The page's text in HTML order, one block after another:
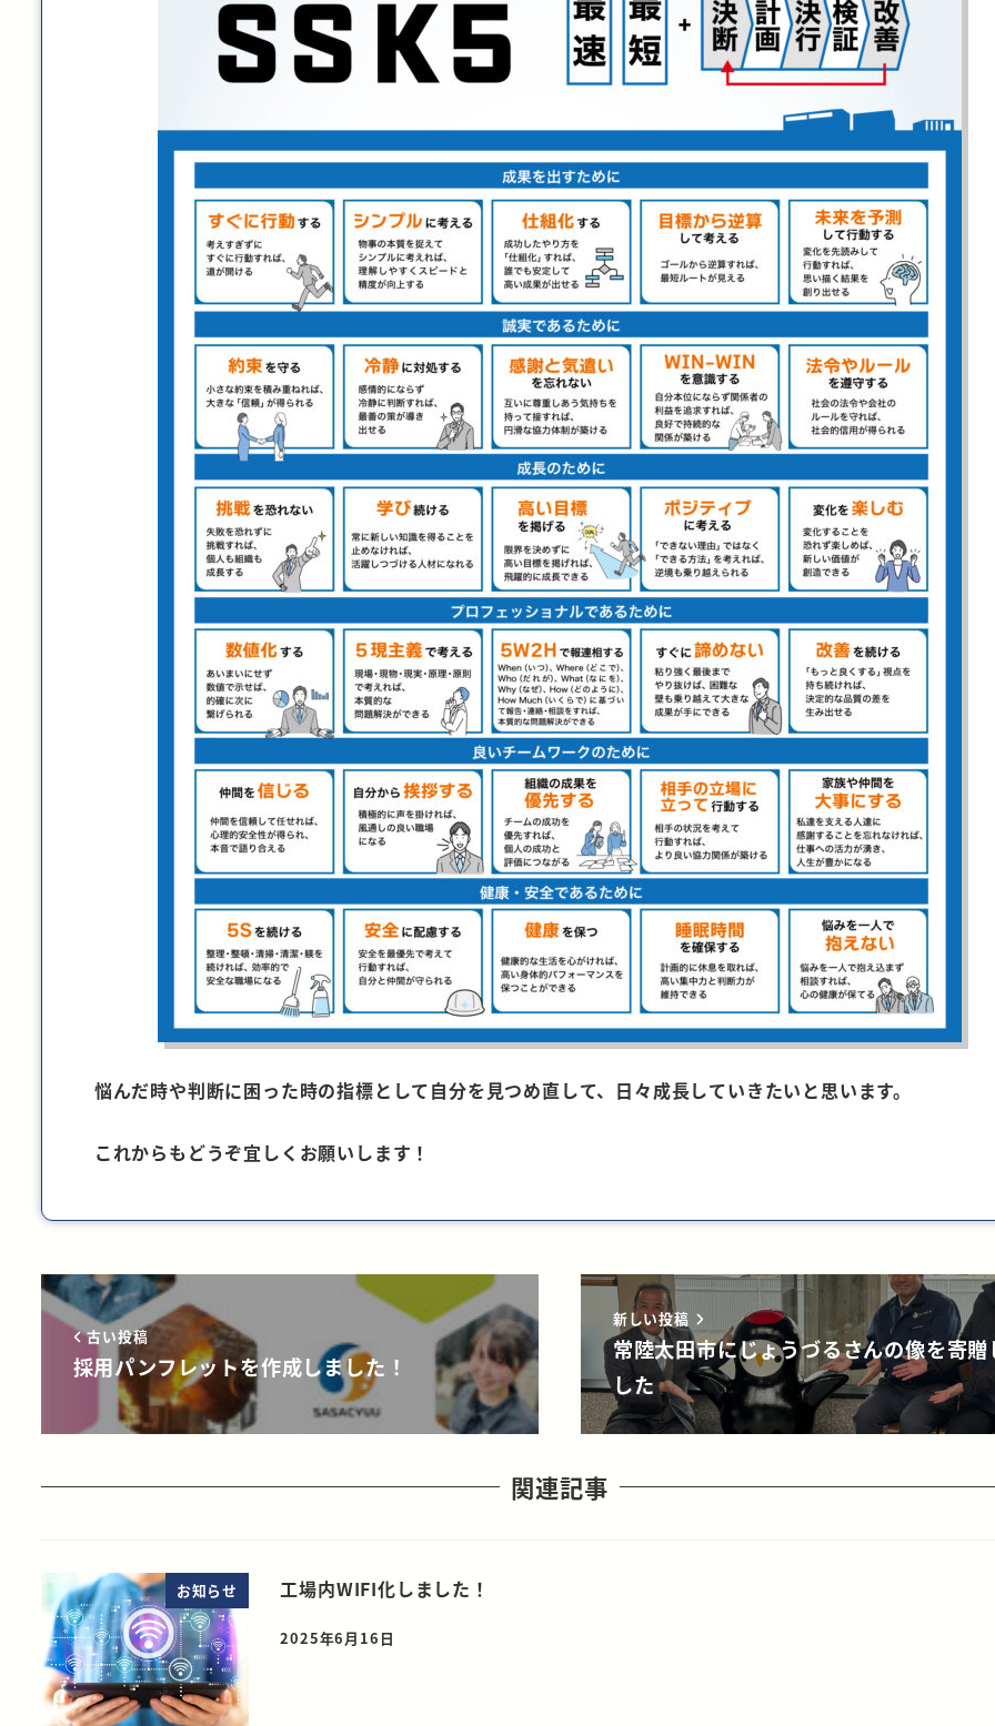
悩んだ時や判断に困った時の指標として自分を見つめ直して、日々成長していきたいと思います。
これからもどうぞ宜しくお願いします！
古い投稿
採用パンフレットを作成しました！
新しい投稿
常陸太田市にじょうづるさんの像を寄贈
した
関連記事
お知らせ 工場内WIFI化しました！
2025年6月16日